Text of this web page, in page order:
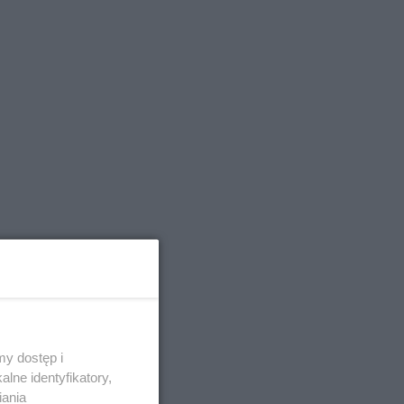
dostęp i
identyfikatory,